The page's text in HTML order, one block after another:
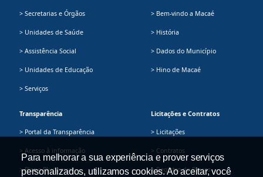
> Secretarias e Órgãos
> Unidades de Saúde
> Assistência Social
> Unidades de Educação
> Serviços
> Bem-vindo a Macaé
> História
> Dados do Município
> Hino de Macaé
Transparência
> Portal da Transparência
> Acesso à informação
> Plano Plurianual
Licitações e Contratos
> Licitações
> Contratos
> Registro de Preços
Para melhorar a sua experiência e prover serviços
personalizados, utilizamos cookies. Ao aceitar, você